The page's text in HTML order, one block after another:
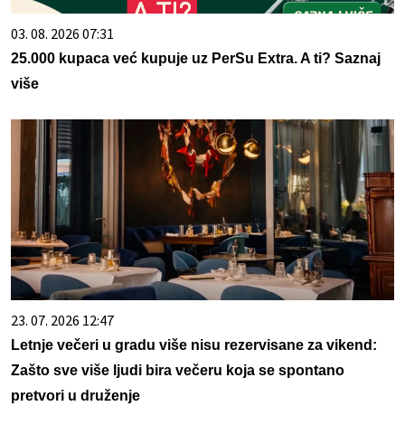
03. 08. 2026 07:31
25.000 kupaca već kupuje uz PerSu Extra. A ti? Saznaj
više
23. 07. 2026 12:47
Letnje večeri u gradu više nisu rezervisane za vikend:
Zašto sve više ljudi bira večeru koja se spontano
pretvori u druženje